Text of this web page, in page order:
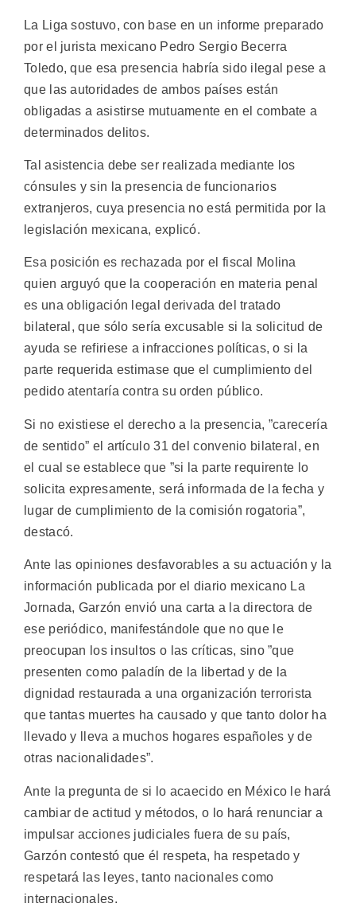
La Liga sostuvo, con base en un informe preparado
por el jurista mexicano Pedro Sergio Becerra
Toledo, que esa presencia habría sido ilegal pese a
que las autoridades de ambos países están
obligadas a asistirse mutuamente en el combate a
determinados delitos.
Tal asistencia debe ser realizada mediante los
cónsules y sin la presencia de funcionarios
extranjeros, cuya presencia no está permitida por la
legislación mexicana, explicó.
Esa posición es rechazada por el fiscal Molina
quien arguyó que la cooperación en materia penal
es una obligación legal derivada del tratado
bilateral, que sólo sería excusable si la solicitud de
ayuda se refiriese a infracciones políticas, o si la
parte requerida estimase que el cumplimiento del
pedido atentaría contra su orden público.
Si no existiese el derecho a la presencia, ”carecería
de sentido” el artículo 31 del convenio bilateral, en
el cual se establece que ”si la parte requirente lo
solicita expresamente, será informada de la fecha y
lugar de cumplimiento de la comisión rogatoria”,
destacó.
Ante las opiniones desfavorables a su actuación y la
información publicada por el diario mexicano La
Jornada, Garzón envió una carta a la directora de
ese periódico, manifestándole que no que le
preocupan los insultos o las críticas, sino ”que
presenten como paladín de la libertad y de la
dignidad restaurada a una organización terrorista
que tantas muertes ha causado y que tanto dolor ha
llevado y lleva a muchos hogares españoles y de
otras nacionalidades”.
Ante la pregunta de si lo acaecido en México le hará
cambiar de actitud y métodos, o lo hará renunciar a
impulsar acciones judiciales fuera de su país,
Garzón contestó que él respeta, ha respetado y
respetará las leyes, tanto nacionales como
internacionales.